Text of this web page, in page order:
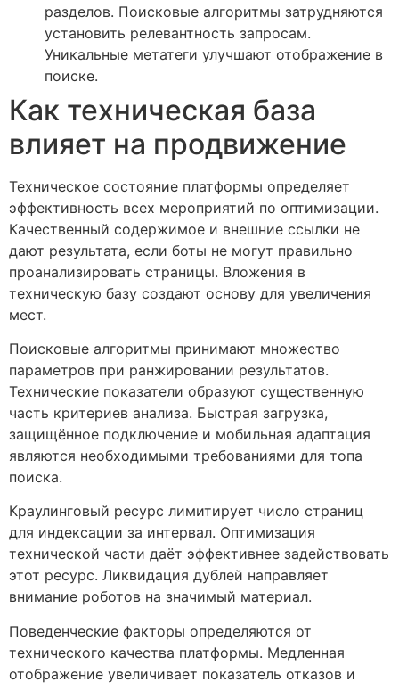
разделов. Поисковые алгоритмы затрудняются
установить релевантность запросам.
Уникальные метатеги улучшают отображение в
поиске.
Как техническая база
влияет на продвижение
Техническое состояние платформы определяет
эффективность всех мероприятий по оптимизации.
Качественный содержимое и внешние ссылки не
дают результата, если боты не могут правильно
проанализировать страницы. Вложения в
техническую базу создают основу для увеличения
мест.
Поисковые алгоритмы принимают множество
параметров при ранжировании результатов.
Технические показатели образуют существенную
часть критериев анализа. Быстрая загрузка,
защищённое подключение и мобильная адаптация
являются необходимыми требованиями для топа
поиска.
Краулинговый ресурс лимитирует число страниц
для индексации за интервал. Оптимизация
технической части даёт эффективнее задействовать
этот ресурс. Ликвидация дублей направляет
внимание роботов на значимый материал.
Поведенческие факторы определяются от
технического качества платформы. Медленная
отображение увеличивает показатель отказов и